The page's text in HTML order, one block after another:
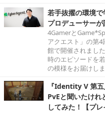
若手抜擢の環境
プロデューサー
4Gamerと
アクエスト」の第
館で開催されまし
時のエピソードを
の模様をお届けしま
『Identity V 第
PvEと聞いたけ
してみた！【プレ